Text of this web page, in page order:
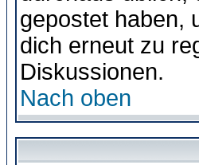
gepostet haben,
dich erneut zu
Diskussionen.
Nach oben